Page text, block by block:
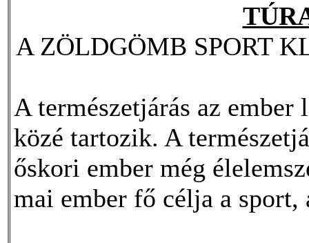
A ZÖLDGÖMB SPORT
A természetjárás az ember
közé tartozik. A
őskori ember még
mai ember fő célja a sport,